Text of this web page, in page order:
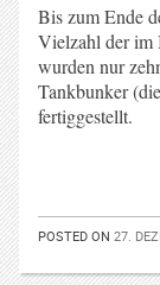
Bis zum Ende
Vielzahl der im
wurden nur
Tankbunker
fertiggestellt.
POSTED ON 27.